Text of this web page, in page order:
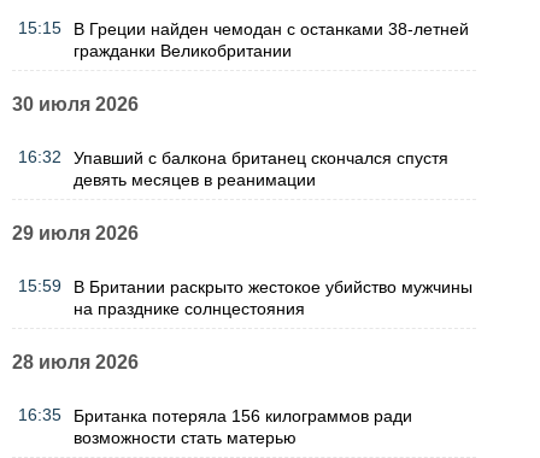
15:15
В Греции найден чемодан с останками 38-летней
гражданки Великобритании
30 июля 2026
16:32
Упавший с балкона британец скончался спустя
девять месяцев в реанимации
29 июля 2026
15:59
В Британии раскрыто жестокое убийство мужчины
на празднике солнцестояния
28 июля 2026
16:35
Британка потеряла 156 килограммов ради
возможности стать матерью